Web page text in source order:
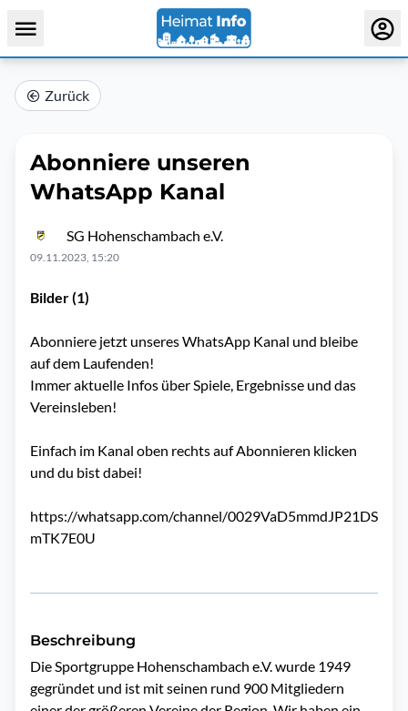
Zurück
Abonniere unseren
WhatsApp Kanal
SG Hohenschambach e.V.
09.11.2023, 15:20
Bilder (1)
Abonniere jetzt unseres WhatsApp Kanal und bleibe
auf dem Laufenden!
Immer aktuelle Infos über Spiele, Ergebnisse und das
Vereinsleben!
Einfach im Kanal oben rechts auf Abonnieren klicken
und du bist dabei!
https://whatsapp.com/channel/0029VaD5mmdJP21DS
mTK7E0U
Beschreibung
Die Sportgruppe Hohenschambach e.V. wurde 1949
gegründet und ist mit seinen rund 900 Mitgliedern